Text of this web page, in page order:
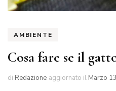
AMBIENTE
Cosa fare se il
di Redazione aggiornato il Marzo